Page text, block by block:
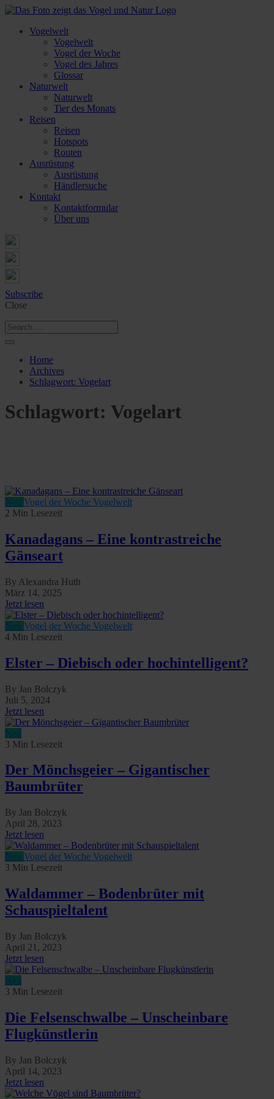
Vogelwelt
Vogelwelt
Vogel der Woche
Vogel des Jahres
Glossar
Naturwelt
Naturwelt
Tier des Monats
Reisen
Reisen
Hotspots
Routen
Ausrüstung
Ausrüstung
Händlersuche
Kontakt
Kontaktformular
Über uns
Subscribe
Close
Home
Archives
Schlagwort: Vogelart
Schlagwort: Vogelart
Vogel der Woche Vogelwelt
2 Min Lesezeit
Kanadagans – Eine kontrastreiche
Gänseart
By Alexandra Huth
März 14, 2025
Jetzt lesen
Vogel der Woche Vogelwelt
4 Min Lesezeit
Elster – Diebisch oder hochintelligent?
By Jan Bolczyk
Juli 5, 2024
Jetzt lesen
3 Min Lesezeit
Der Mönchsgeier – Gigantischer
Baumbrüter
By Jan Bolczyk
April 28, 2023
Jetzt lesen
Vogel der Woche Vogelwelt
3 Min Lesezeit
Waldammer – Bodenbrüter mit
Schauspieltalent
By Jan Bolczyk
April 21, 2023
Jetzt lesen
3 Min Lesezeit
Die Felsenschwalbe – Unscheinbare
Flugkünstlerin
By Jan Bolczyk
April 14, 2023
Jetzt lesen